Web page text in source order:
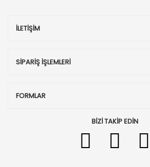
İLETİŞİM
SİPARİŞ İŞLEMLERİ
FORMLAR
BİZİ TAKİP EDİN